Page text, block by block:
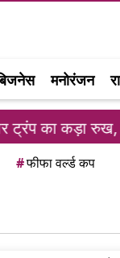
मनोरंजन
का कड़ा रुख,
#फीफा वर्ल्ड कप